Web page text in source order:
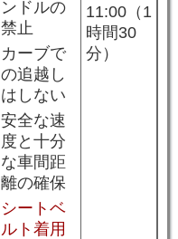
ンドルの
禁止
カーブで
の追越し
はしない
安全な速
度と十分
な車間距
離の確保
シートベ
ルト着用
11:00（1
時間30
分）